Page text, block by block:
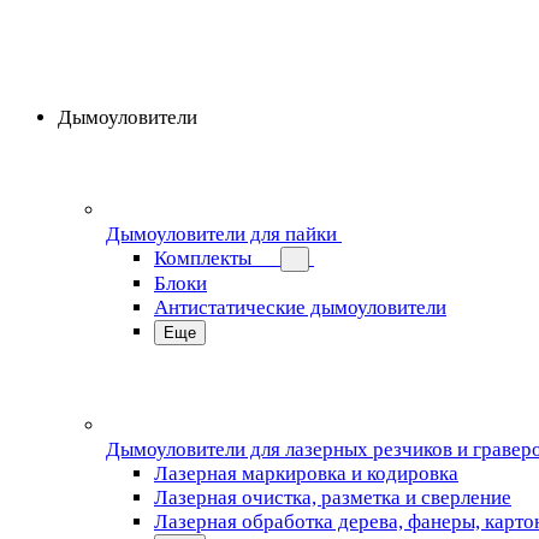
Дымоуловители
Дымоуловители для пайки
Комплекты
Блоки
Антистатические дымоуловители
Еще
Дымоуловители для лазерных резчиков и
Лазерная маркировка и кодировка
Лазерная очистка, разметка и сверление
Лазерная обработка дерева, фанеры,